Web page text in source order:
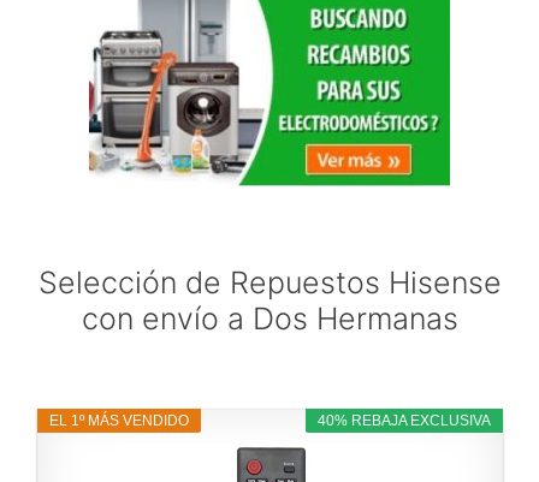
Selección de Repuestos Hisense
con envío a Dos Hermanas
40% REBAJA EXCLUSIVA
EL 1º MÁS VENDIDO